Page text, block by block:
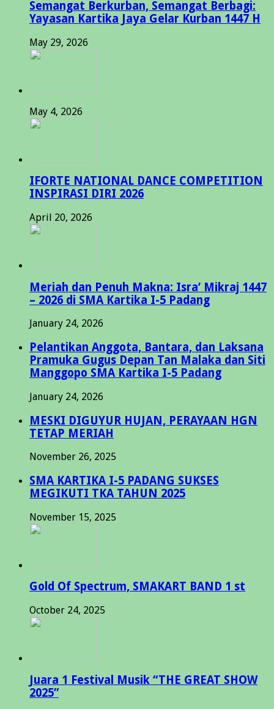
Semangat Berkurban, Semangat Berbagi:
Yayasan Kartika Jaya Gelar Kurban 1447 H
May 29, 2026
May 4, 2026
IFORTE NATIONAL DANCE COMPETITION
INSPIRASI DIRI 2026
April 20, 2026
Meriah dan Penuh Makna: Isra’ Mikraj 1447
– 2026 di SMA Kartika I-5 Padang
January 24, 2026
Pelantikan Anggota, Bantara, dan Laksana
Pramuka Gugus Depan Tan Malaka dan Siti
Manggopo SMA Kartika I-5 Padang
January 24, 2026
MESKI DIGUYUR HUJAN, PERAYAAN HGN
TETAP MERIAH
November 26, 2025
SMA KARTIKA I-5 PADANG SUKSES
MEGIKUTI TKA TAHUN 2025
November 15, 2025
Gold Of Spectrum, SMAKART BAND 1 st
October 24, 2025
Juara 1 Festival Musik “THE GREAT SHOW
2025”